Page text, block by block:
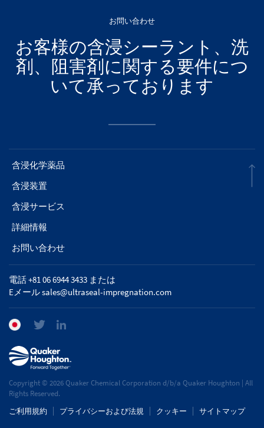
お問い合わせ
お客様の含浸シーラント、洗
剤、阻害剤に関する要件につ
いて承っております
含浸化学薬品
含浸装置
含浸サービス
詳細情報
お問い合わせ
電話 +81 06 6944 3433 または
Eメールsales@ultraseal-impregnation.com
Copyright © 2026 Quaker Chemical Corporation d/b/a Quaker Houghton | All
Rights Reserved.
ご利用規約
プライバシーおよび法規 クッキー サイトマップ